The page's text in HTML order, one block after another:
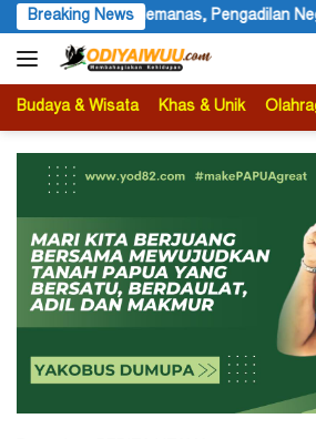
Langsung
ke
konten
Breaking News
Tegaskan Eksekusi Bukan
Budaya & Wisata Khas & Unik